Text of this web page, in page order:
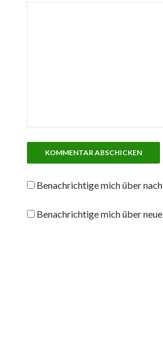
Benachrichtige mich über
Benachrichtige mich über